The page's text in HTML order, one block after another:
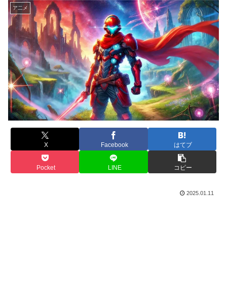
ア二メ
X Facebook はてブ
Pocket LINE コピー
2025.01.11